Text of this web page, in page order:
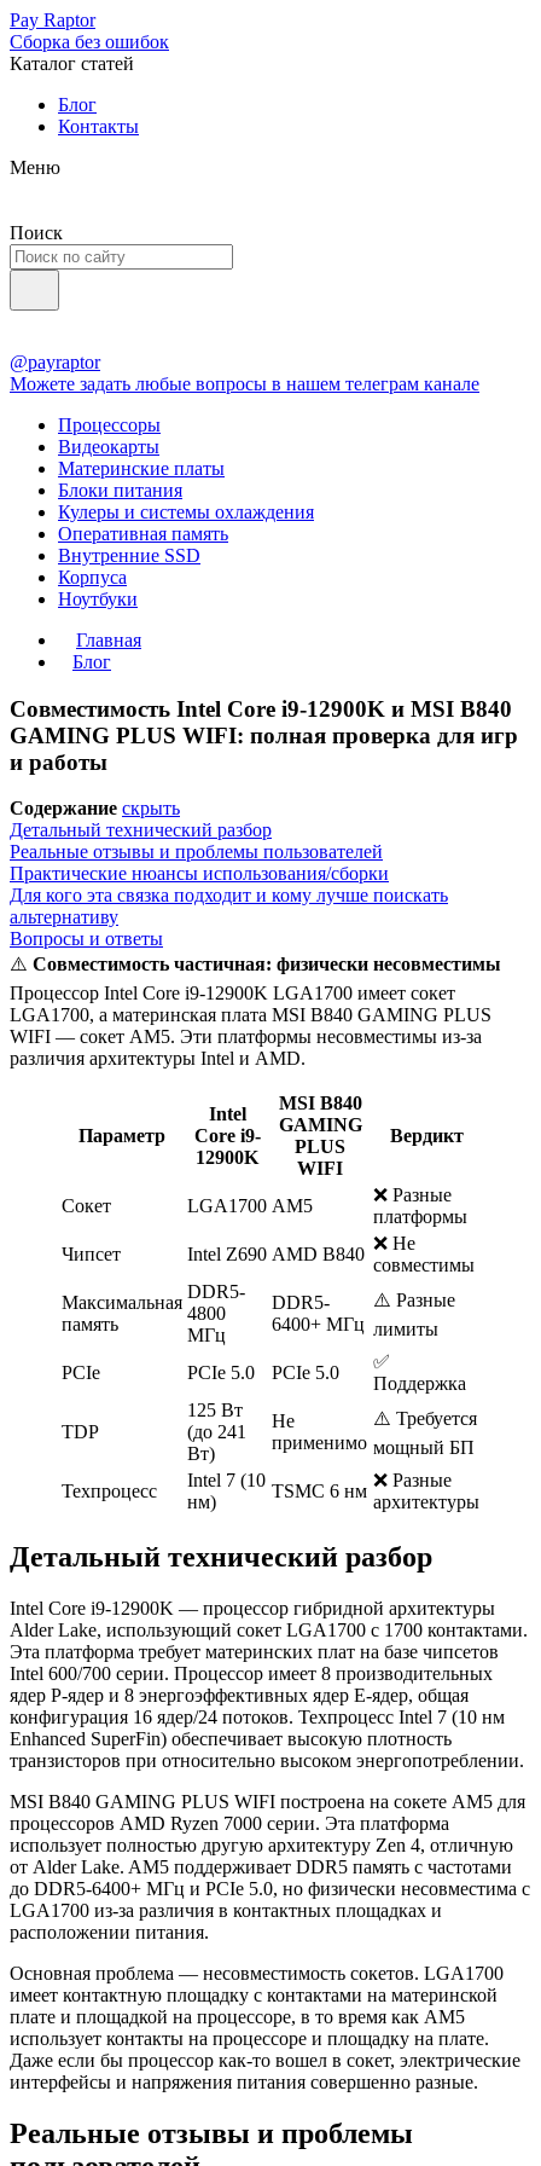
Pay Raptor
Сборка без ошибок
Каталог статей
Блог
Контакты
Меню
Поиск
@payraptor
Можете задать любые вопросы в нашем телеграм канале
Процессоры
Видеокарты
Материнские платы
Блоки питания
Кулеры и системы охлаждения
Оперативная память
Внутренние SSD
Корпуса
Ноутбуки
Главная
Блог
Совместимость Intel Core i9-12900K и MSI B840
GAMING PLUS WIFI: полная проверка для игр
и работы
Содержание скрыть
Детальный технический разбор
Реальные отзывы и проблемы пользователей
Практические нюансы использования/сборки
Для кого эта связка подходит и кому лучше поискать
альтернативу
Вопросы и ответы
⚠️ Совместимость частичная: физически несовместимы
Процессор Intel Core i9-12900K LGA1700 имеет сокет
LGA1700, а материнская плата MSI B840 GAMING PLUS
WIFI — сокет AM5. Эти платформы несовместимы из-за
различия архитектуры Intel и AMD.
Параметр
Intel
Core i9-
12900K
MSI B840
GAMING
PLUS
WIFI
Вердикт
Сокет LGA1700 AM5
❌ Разные
платформы
Чипсет
Intel Z690 AMD B840
❌ Не
совместимы
Максимальная
память
DDR5-
4800
МГц
DDR5-
6400+ МГц
⚠️ Разные
лимиты
PCIe PCIe 5.0 PCIe 5.0
✅
Поддержка
TDP
125 Вт
(до 241
Вт)
Не
применимо
⚠️ Требуется
мощный БП
Техпроцесс
Intel 7 (10
нм)
TSMC 6 нм
❌ Разные
архитектуры
Детальный технический разбор
Intel Core i9-12900K — процессор гибридной архитектуры
Alder Lake, использующий сокет LGA1700 с 1700 контактами.
Эта платформа требует материнских плат на базе чипсетов
Intel 600/700 серии. Процессор имеет 8 производительных
ядер P-ядер и 8 энергоэффективных ядер E-ядер, общая
конфигурация 16 ядер/24 потоков. Техпроцесс Intel 7 (10 нм
Enhanced SuperFin) обеспечивает высокую плотность
транзисторов при относительно высоком энергопотреблении.
MSI B840 GAMING PLUS WIFI построена на сокете AM5 для
процессоров AMD Ryzen 7000 серии. Эта платформа
использует полностью другую архитектуру Zen 4, отличную
от Alder Lake. AM5 поддерживает DDR5 память с частотами
до DDR5-6400+ МГц и PCIe 5.0, но физически несовместима с
LGA1700 из-за различия в контактных площадках и
расположении питания.
Основная проблема — несовместимость сокетов. LGA1700
имеет контактную площадку с контактами на материнской
плате и площадкой на процессоре, в то время как AM5
использует контакты на процессоре и площадку на плате.
Даже если бы процессор как-то вошел в сокет, электрические
интерфейсы и напряжения питания совершенно разные.
Реальные отзывы и проблемы